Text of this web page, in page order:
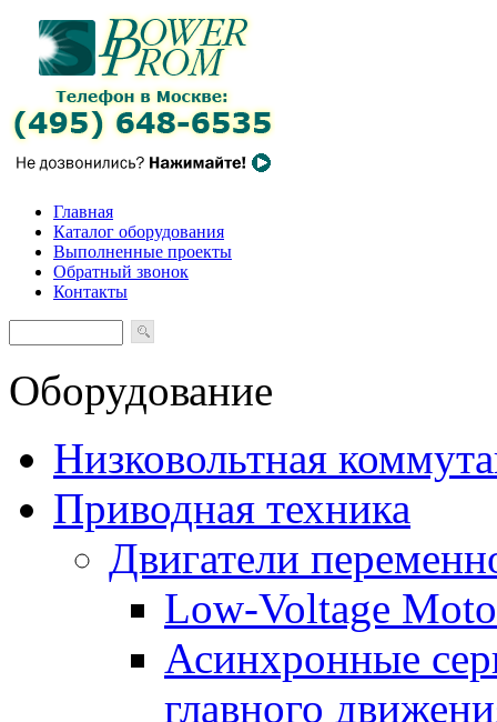
Главная
Каталог оборудования
Выполненные проекты
Обратный звонок
Контакты
Оборудование
Низковольтная
Приводная техника
Двигатели
Low-Voltage
Асинхронные
главного